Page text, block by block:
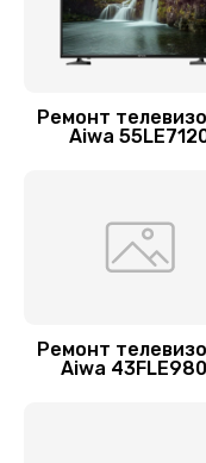
Ремонт
Aiwa
Ремонт
Aiwa